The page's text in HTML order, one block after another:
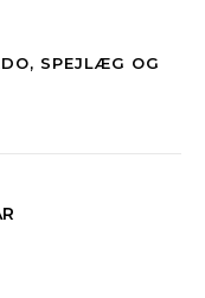
SPEJLÆG OG